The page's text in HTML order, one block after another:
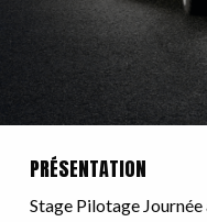
PRÉSENTATION
Stage Pilotage Journée